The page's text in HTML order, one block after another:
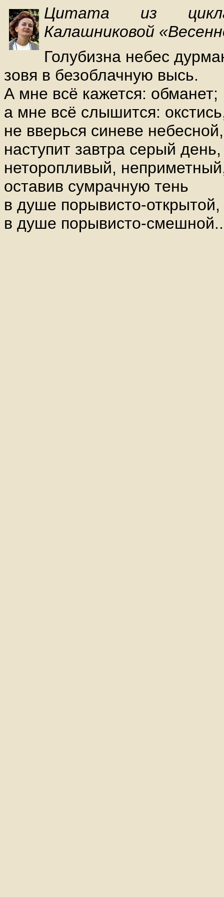
Цитата из
Калашниковой
Голубизна небес
зовя в безоблачную высь.
А мне всё кажется: обманет;
а мне всё слышится:
не вверься синеве небесной,
наступит завтра серый день,
неторопливый,
оставив сумрачную тень
в душе порывисто-открытой,
в душе порывисто-